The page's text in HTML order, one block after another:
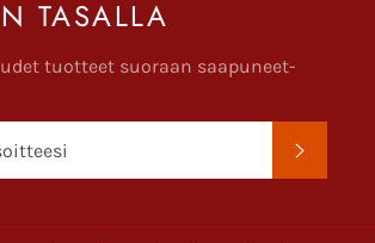
TASALLA
tuotteet suoraan saapuneet-